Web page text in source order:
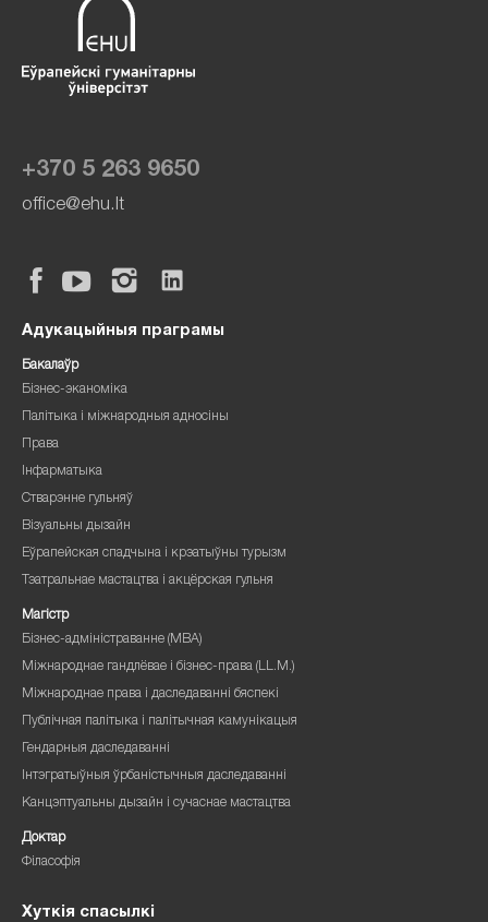
+370 5 263 9650
office@ehu.lt
Адукацыйныя праграмы
Бакалаўр
Бізнес-эканоміка
Палітыка і міжнародныя адносіны
Права
Інфарматыка
Стварэнне гульняў
Візуальны дызайн
Еўрапейская спадчына і крэатыўны турызм
Тэатральнае мастацтва і акцёрская гульня
Магістр
Бізнес-адміністраванне (MBA)
Міжнароднае гандлёвае і бізнес-права (LL.M.)
Міжнароднае права і даследаванні бяспекі
Публічная палітыка і палітычная камунікацыя
Гендарныя даследаванні
Інтэгратыўныя ўрбаністычныя даследаванні
Канцэптуальны дызайн і сучаснае мастацтва
Доктар
Філасофія
Хуткія спасылкі